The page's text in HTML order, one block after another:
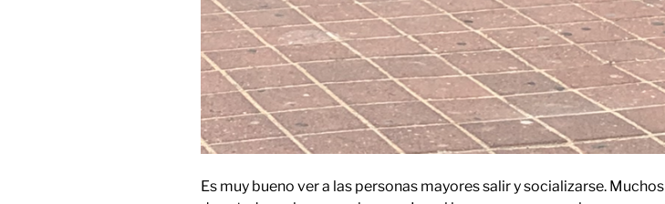
Es muy bueno ver a las personas mayores salir y socializarse. Muchos